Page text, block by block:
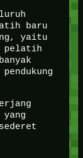
baru
yaitu
pelatih